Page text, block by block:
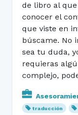
de libro al que
conocer el
que viste en
búscame. No
sea tu duda,
requieras
complejo,
traducción